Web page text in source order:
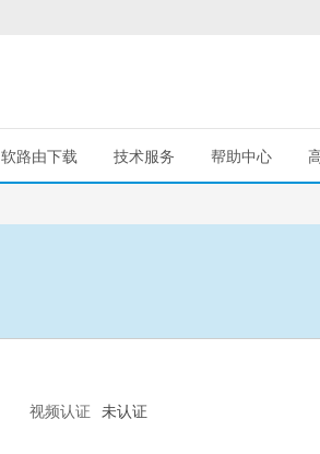
软路由下载 技术服务 帮助中心
视频认证 未认证